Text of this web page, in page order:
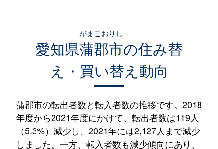
愛知県蒲郡市
がまごおりし
の住み替
え・買い替え動向
蒲郡市の転出者数と転入者数の推移です。2018
年度から2021年度にかけて、転出者数は119人
（5.3%）減少し、2021年には2,127人まで減少
しました。一方、転入者数も減少傾向にあり、